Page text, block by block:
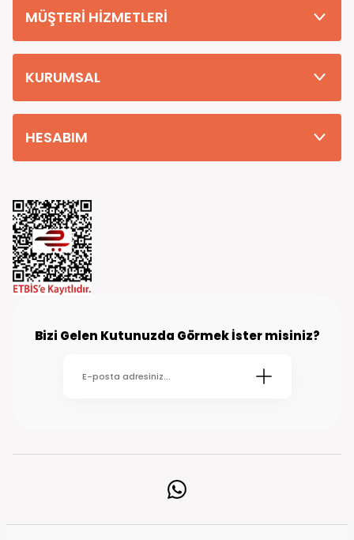
MÜŞTERİ HİZMETLERİ
KURUMSAL
HESABIM
Bizi Gelen Kutunuzda Görmek İster misiniz?